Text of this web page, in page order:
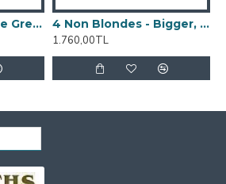
3 Doors Down - The Greatest Hits Plak LP
4 Non Blondes - Bigger, Better, Faster, More! (Red Vinyl) Plak LP
1.760,00TL